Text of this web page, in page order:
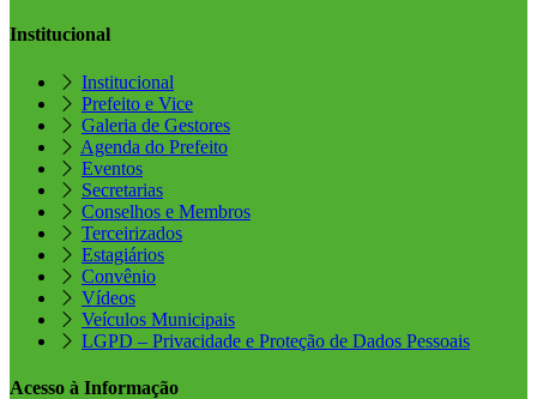
Institucional
Institucional
Prefeito e Vice
Galeria de Gestores
Agenda do Prefeito
Eventos
Secretarias
Conselhos e Membros
Terceirizados
Estagiários
Convênio
Vídeos
Veículos Municipais
LGPD – Privacidade e Proteção de Dados Pessoais
Acesso à Informação